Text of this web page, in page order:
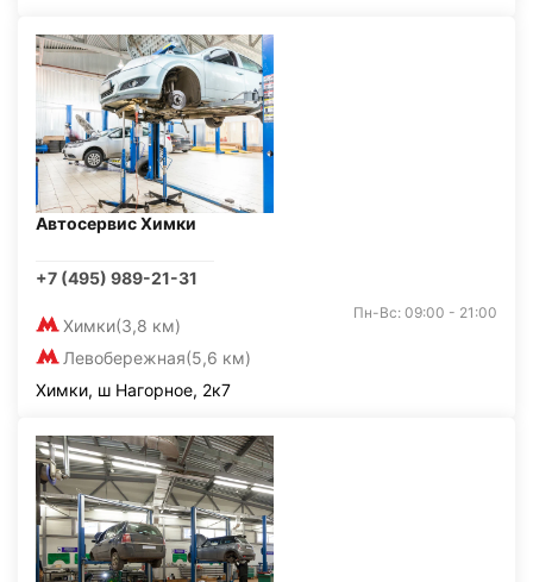
Автосервис Химки
+7 (495) 989-21-31
Химки(3,8 км)
Левобережная(5,6 км)
Пн-Вс: 09:00 - 21:00
Химки, ш Нагорное, 2к7